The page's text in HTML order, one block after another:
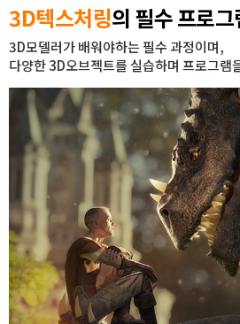
자격증과정
커뮤니티
취업패키지
고객상담센터
아카데미소개
3D텍스처링의 필수 프로그
3D모델러가 배워야하는 필수 과정이며,
다양한 3D오브젝트를 실습하며 프로그램